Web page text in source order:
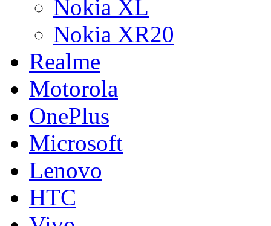
Nokia XL
Nokia XR20
Realme
Motorola
OnePlus
Microsoft
Lenovo
HTC